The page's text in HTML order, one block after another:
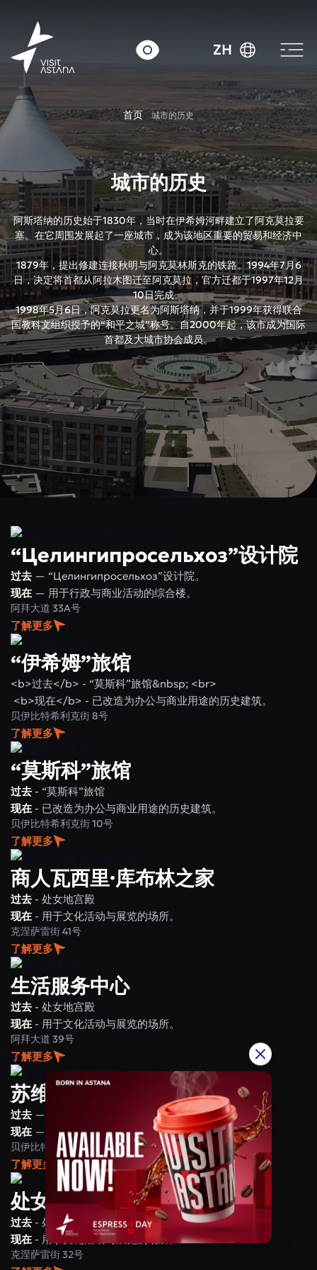
ZH
首页 城市的历史
城市的历史
阿斯塔纳的历史始于1830年，当时在伊希姆河畔建立了阿克莫拉要
塞。在它周围发展起了一座城市，成为该地区重要的贸易和经济中
心。
1879年，提出修建连接秋明与阿克莫林斯克的铁路。1994年7月6
日，决定将首都从阿拉木图迁至阿克莫拉，官方迁都于1997年12月
10日完成。
1998年5月6日，阿克莫拉更名为阿斯塔纳，并于1999年获得联合
国教科文组织授予的“和平之城”称号。自2000年起，该市成为国际
首都及大城市协会成员。
“Целингипросельхоз”设计院
过去 — “Целингипросельхоз”设计院。
现在 — 用于行政与商业活动的综合楼。
阿拜大道 33А号
了解更多
“伊希姆”旅馆
<b>过去</b> - “莫斯科”旅馆&nbsp; <br>
<b>现在</b> - 已改造为办公与商业用途的历史建筑。
贝伊比特希利克街 8号
了解更多
“莫斯科”旅馆
过去 - “莫斯科”旅馆
现在 - 已改造为办公与商业用途的历史建筑。
贝伊比特希利克街 10号
了解更多
商人瓦西里·库布林之家
过去 - 处女地宫殿
现在 - 用于文化活动与展览的场所。
克涅萨雷街 41号
了解更多
生活服务中心
过去 - 处女地宫殿
现在 - 用于文化活动与展览的场所。
阿拜大道 39号
了解更多
苏维埃之屋
过去 — 苏维埃之屋。
现在 — 国家行政大楼。
贝伊比特希利克街 11号
了解更多
处女地宫殿
过去 - 处女地宫殿
现在 - 用于文化活动与展览的场所。
克涅萨雷街 32号